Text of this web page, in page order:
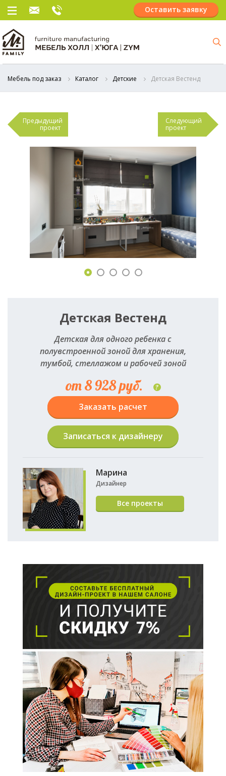
Оставить заявку
Мебель под заказ Каталог Детские Детская Вестенд
Предыдущий
проект
Следующий
проект
Детская Вестенд
Детская для одного ребенка с
полувстроенной зоной для хранения,
тумбой, стеллажом и рабочей зоной
от 8 928 руб. ?
Заказать расчет
Записаться к дизайнеру
Марина
Дизайнер
Все проекты